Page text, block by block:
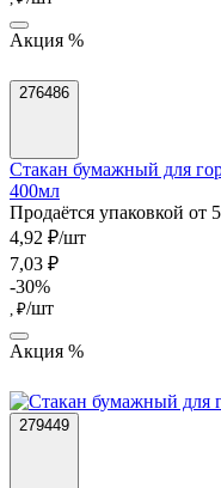
Акция %
276486
Стакан бумажный для
400мл
Продаётся упаковкой от
4,92 ₽/шт
7,03 ₽
-30%
, ₽/шт
Акция %
279449